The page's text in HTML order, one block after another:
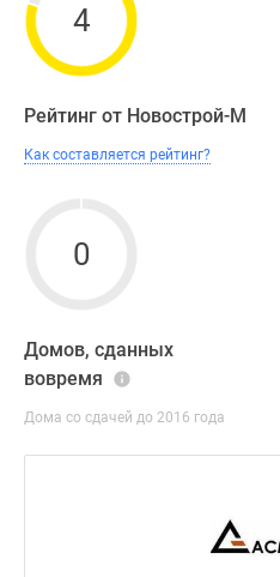
4
Рейтинг от Новострой-М
Как составляется рейтинг?
0
Домов, сданных
вовремя
Дома со сдачей до 2016 года